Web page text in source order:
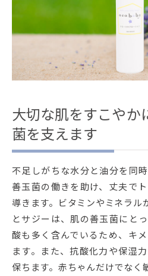
大切な肌をすこやか
菌を支えます
不足しがちな水分と油分を同
善玉菌の働きを助け、丈夫で
導きます。ビタミンやミネラル
とサジーは、肌の善玉菌にと
酸も多く含んでいるため、キ
ます。また、抗酸化力や保湿
保ちます。赤ちゃんだけでなく